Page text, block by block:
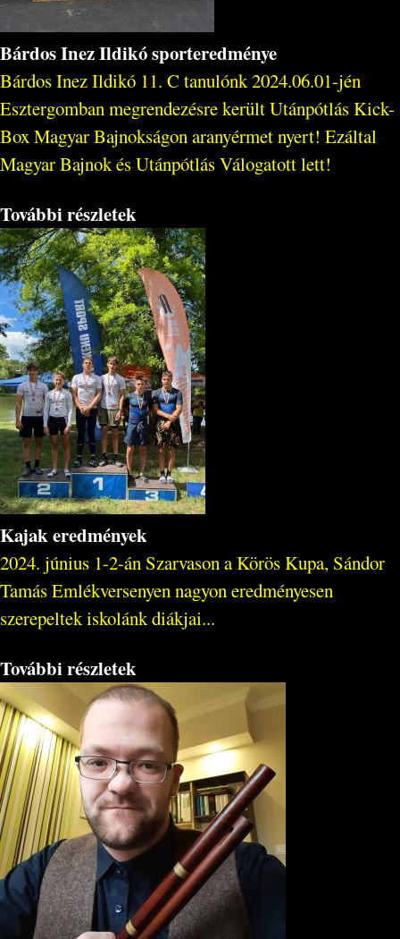
Bárdos Inez Ildikó sporteredménye
Bárdos Inez Ildikó 11. C tanulónk 2024.06.01-jén
Esztergomban megrendezésre került Utánpótlás Kick-
Box Magyar Bajnokságon aranyérmet nyert! Ezáltal
Magyar Bajnok és Utánpótlás Válogatott lett!
További részletek
Kajak eredmények
2024. június 1-2-án Szarvason a Körös Kupa, Sándor
Tamás Emlékversenyen nagyon eredményesen
szerepeltek iskolánk diákjai...
További részletek